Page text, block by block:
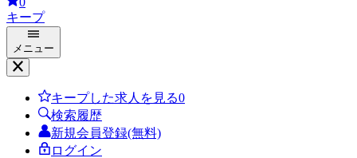
キープ
メニュー
キープした求人を見る0
検索履歴
新規会員登録(無料)
ログイン